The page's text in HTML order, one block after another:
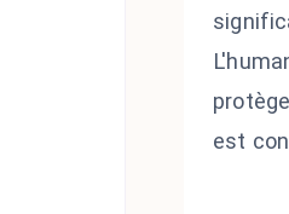
est